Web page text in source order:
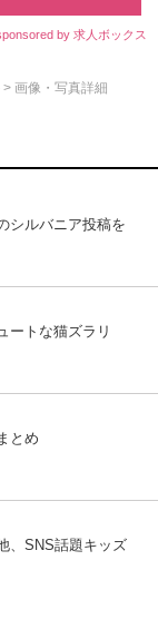
by 求人ボックス
> 画像・写真詳細
シルバニア投稿を
ートな猫ズラリ
とめ
、SNS話題キッズ